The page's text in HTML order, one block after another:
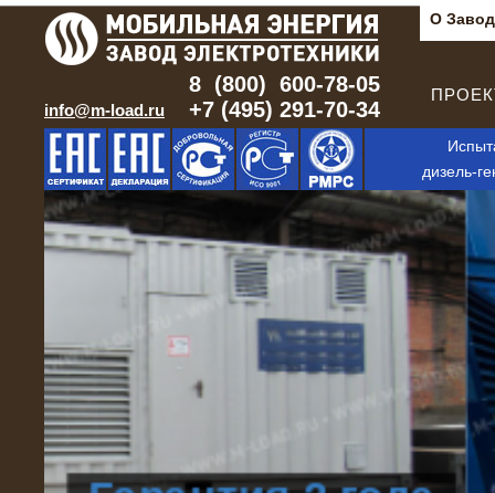
О
info@m-load.ru
8 (800) 600-78-05
+7 (495) 291-70-34
дизель-
г. Тюмень:
+7 (3452) 65-93-50
г. Санкт-Петербург:
+7 (812) 415-80-23
г. Ростов-на-Дону:
+7 (863) 333-41-75
г. Сургут:
+7 (3462) 38-51-17
+7 (3832) 05-97-38
Бесплатно по РФ:
8 (800) 600-78-05